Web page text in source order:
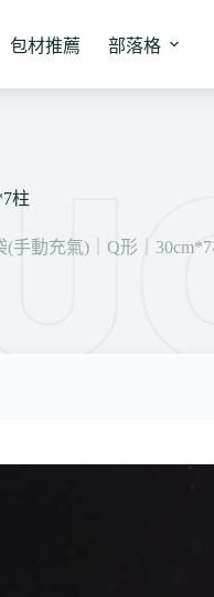
包材推薦 部落格
柱
(手動充氣)｜Q形｜